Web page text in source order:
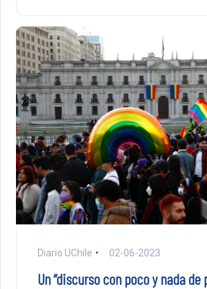
Diario UChile 02-06-2023
Un “discurso con poco y nada de